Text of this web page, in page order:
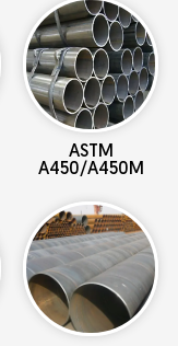
ASTM
A450/A450M